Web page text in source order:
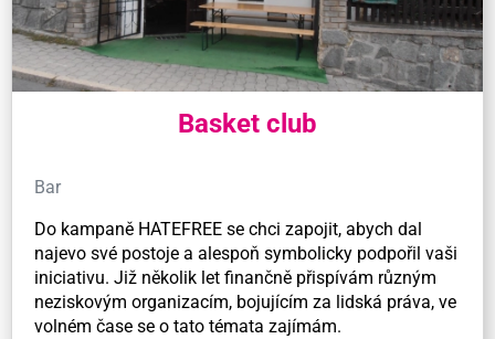
Basket club
Bar
Do kampaně HATEFREE se chci zapojit, abych dal
najevo své postoje a alespoň symbolicky podpořil vaši
iniciativu. Již několik let finančně přispívám různým
neziskovým organizacím, bojujícím za lidská práva, ve
volném čase se o tato témata zajímám.